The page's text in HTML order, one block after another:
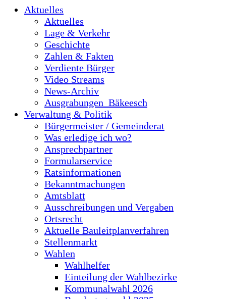
Aktuelles
Aktuelles
Lage & Verkehr
Geschichte
Zahlen & Fakten
Verdiente Bürger
Video Streams
News-Archiv
Ausgrabungen_Bäkeesch
Verwaltung & Politik
Bürgermeister / Gemeinderat
Was erledige ich wo?
Ansprechpartner
Formularservice
Ratsinformationen
Bekanntmachungen
Amtsblatt
Ausschreibungen und Vergaben
Ortsrecht
Aktuelle Bauleitplanverfahren
Stellenmarkt
Wahlen
Wahlhelfer
Einteilung der Wahlbezirke
Kommunalwahl 2026